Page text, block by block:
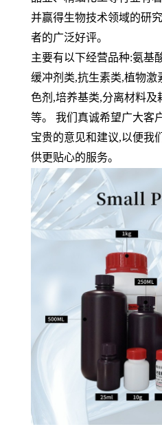
并赢得生物技术领域的研
者的广泛好评。
主要有以下经营品种:氨基
缓冲剂类,抗生素类,植物激
色剂,培养基类,分离材料及
等。 我们真诚希望广大客
宝贵的意见和建议,以便我
供更贴心的服务。